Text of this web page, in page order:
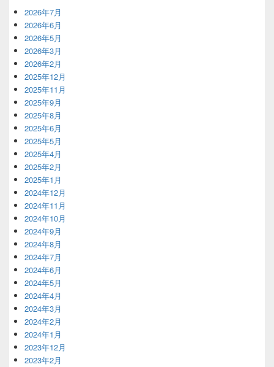
2026年7月
2026年6月
2026年5月
2026年3月
2026年2月
2025年12月
2025年11月
2025年9月
2025年8月
2025年6月
2025年5月
2025年4月
2025年2月
2025年1月
2024年12月
2024年11月
2024年10月
2024年9月
2024年8月
2024年7月
2024年6月
2024年5月
2024年4月
2024年3月
2024年2月
2024年1月
2023年12月
2023年2月